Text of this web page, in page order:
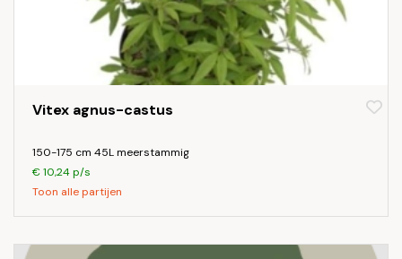
Vitex agnus-castus
150-175 cm 45L meerstammig
€ 10,24 p/s
Toon alle partijen